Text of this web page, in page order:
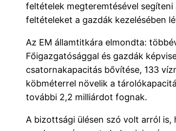
feltételek megteremtésével
feltételeket a gazdák kezelésében
Az EM államtitkára elmondta:
Főigazgatósággal és gazdák
csatornakapacitás bővítése, 133
köbméterrel növelik a
további 2,2 milliárdot fognak.
A bizottsági ülésen szó volt arról